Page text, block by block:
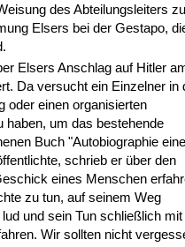
des Abteilungsleiters zu
Elsers bei der Gestapo,
Elsers Anschlag auf Hitler
Da versucht ein Einzelner in
oder einen organisierten
haben, um das bestehende
Buch "Autobiographie
schrieb er über den
eines Menschen
zu tun, auf seinem Weg
und sein Tun schließlich mit
Wir sollten nicht